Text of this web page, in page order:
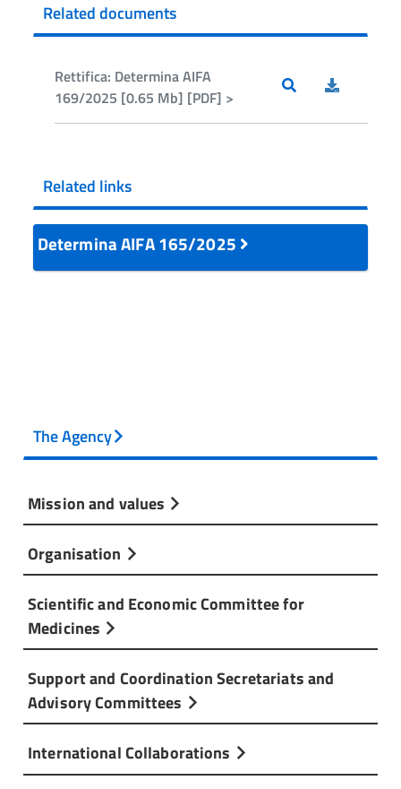
Related documents
Rettifica: Determina AIFA
169/2025 [0.65 Mb] [PDF] >
Related links
Determina AIFA 165/2025
The Agency
Mission and values
Organisation
Scientific and Economic Committee for
Medicines
Support and Coordination Secretariats and
Advisory Committees
International Collaborations